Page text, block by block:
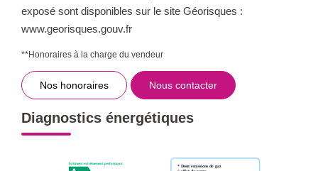
exposé sont disponibles sur le site Géorisques :
www.georisques.gouv.fr
**Honoraires à la charge du vendeur
Nos honoraires Nous contacter
Diagnostics énergétiques